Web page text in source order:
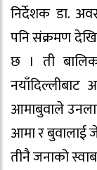
निर्देशक डा.
पनि संक्रमण
छ । ती
आमाबुवाले
आमा र बुवालाई
तीनै जनाको